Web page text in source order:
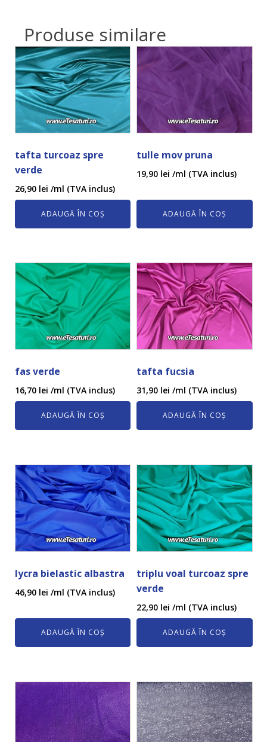
Produse similare
tafta turcoaz spre
verde
26,90 lei /ml (TVA inclus)
ADAUGĂ ÎN COȘ
tulle mov pruna
19,90 lei /ml (TVA inclus)
ADAUGĂ ÎN COȘ
fas verde
16,70 lei /ml (TVA inclus)
ADAUGĂ ÎN COȘ
tafta fucsia
31,90 lei /ml (TVA inclus)
ADAUGĂ ÎN COȘ
lycra bielastic albastra
46,90 lei /ml (TVA inclus)
ADAUGĂ ÎN COȘ
triplu voal turcoaz spre
verde
22,90 lei /ml (TVA inclus)
ADAUGĂ ÎN COȘ